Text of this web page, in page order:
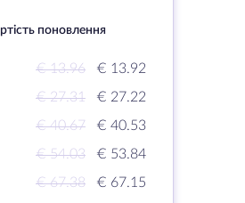
поновлення
€ 13.96
€ 13.92
€ 27.31
€ 27.22
€ 40.67
€ 40.53
€ 54.03
€ 53.84
€ 67.38
€ 67.15